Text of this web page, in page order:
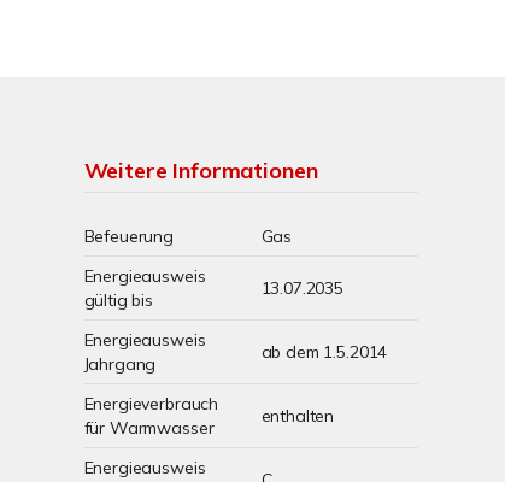
Weitere Informationen
Befeuerung
Gas
Energieausweis
gültig bis
13.07.2035
Energieausweis
Jahrgang
ab dem 1.5.2014
Energieverbrauch
für Warmwasser
enthalten
Energieausweis